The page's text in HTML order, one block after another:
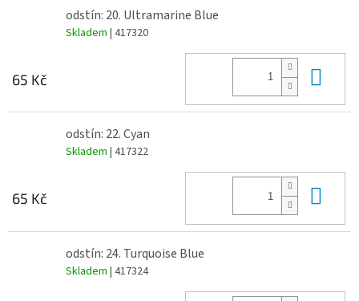
odstín: 20. Ultramarine Blue
Skladem | 417320
65 Kč
odstín: 22. Cyan
Skladem | 417322
65 Kč
odstín: 24. Turquoise Blue
Skladem | 417324